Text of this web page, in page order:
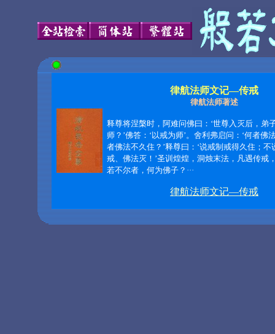
律航法师文记—传戒
律航法师著述
释尊将涅槃时，阿难问佛曰：‘世尊入灭后，弟
师？’佛答：‘以戒为师’。舍利弗启问：‘何者佛
者佛法不久住？’释尊曰：‘说戒制戒得久住；不
戒、佛法灭！’圣训煌煌，洞烛末法，凡遇传戒
若不尔者，何为佛子？···
律航法师文记—传戒